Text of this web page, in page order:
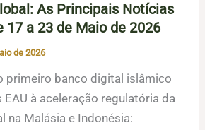
As Principais Notícias
17 a 23 de Maio de 2026
de 2026
primeiro banco digital islâmico
EAU à aceleração regulatória da
na Malásia e Indonésia: